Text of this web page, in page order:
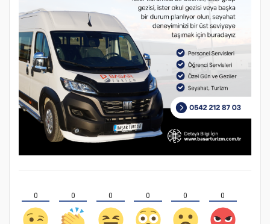
0 0 0 0 0 0